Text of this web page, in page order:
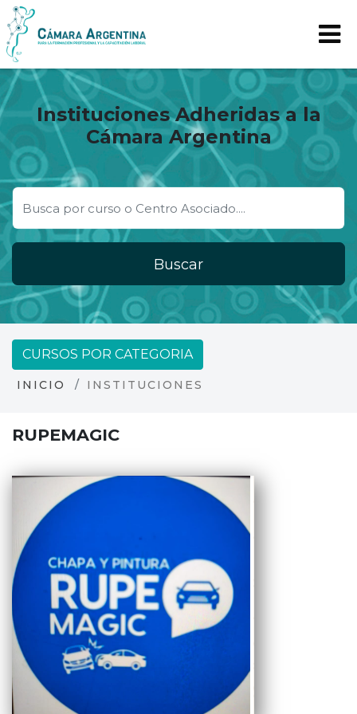
Instituciones Adheridas a la
Cámara Argentina
Buscar
CURSOS POR CATEGORIA
INICIO INSTITUCIONES
RUPEMAGIC